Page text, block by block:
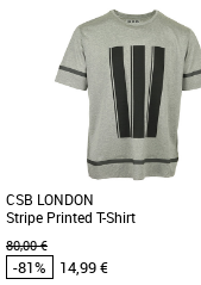
Vêtements pas cher et
Vêtements
Plus produit: - Made in
CSB LONDON
Stripe Printed T-Shirt
80,00 €
-81% 14,99 €